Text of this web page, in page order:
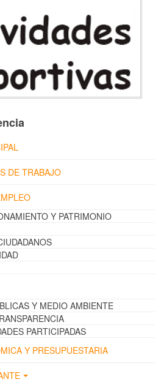
DE TRABAJO
Y PATRIMONIO
Y MEDIO AMBIENTE
PARTICIPADAS
Y PRESUPUESTARIA